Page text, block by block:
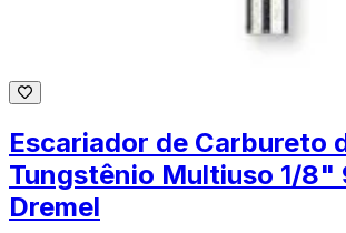
Escariador de Carbureto
Tungstênio Multiuso 1/8"
Dremel